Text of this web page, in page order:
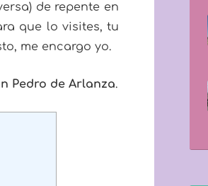
de repente en
que lo visites, tu
me encargo yo.
Pedro de Arlanza.